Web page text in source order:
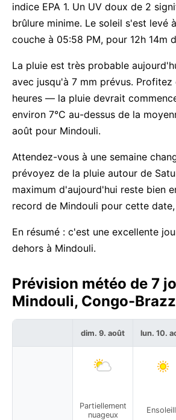
indice EPA 1. Un UV doux de 2
brûlure minime. Le soleil s'est levé
couche à 05:58 PM, pour 12h 14m
La pluie est très probable
avec jusqu'à 7 mm prévus. Profitez
heures — la pluie devrait
environ 7°C au-dessus de la
août pour Mindouli.
Attendez-vous à une semaine
prévoyez de la pluie autour de
maximum d'aujourd'hui reste bien
record de Mindouli pour cette date,
En résumé : c'est une excellente
dehors à Mindouli.
Prévision météo de 7
Mindouli, Congo-
dim. 9. août
Partiellement
nuageux
lun. 10.